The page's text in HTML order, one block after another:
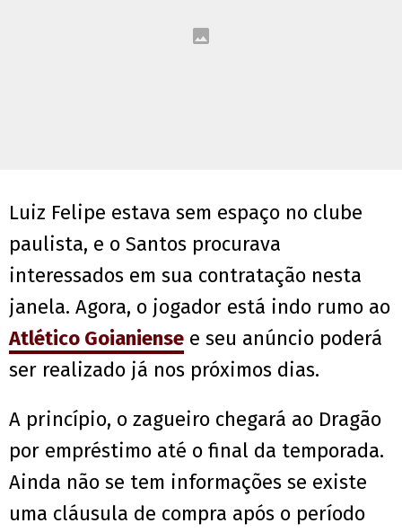
Luiz Felipe estava sem espaço no clube
paulista, e o Santos procurava
interessados em sua contratação nesta
janela. Agora, o jogador está indo rumo ao
Atlético Goianiense e seu anúncio poderá
ser realizado já nos próximos dias.
A princípio, o zagueiro chegará ao Dragão
por empréstimo até o final da temporada.
Ainda não se tem informações se existe
uma cláusula de compra após o período